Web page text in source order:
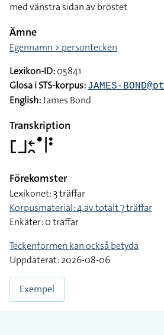
med vänstra sidan av bröstet
Ämne
Egennamn > persontecken
Lexikon-ID:05841
Glosa i STS-korpus: JAMES-BOND@pt
English:James Bond
Transkription
􌤕􌤨􌥓􌥘􌤟􌥼􌥻
Förekomster
Lexikonet: 3 träffar
Korpusmaterial: 4 av totalt 7 träffar
Enkäter: 0 träffar
Teckenformen kan också betyda
Uppdaterat: 2026-08-06
Exempel